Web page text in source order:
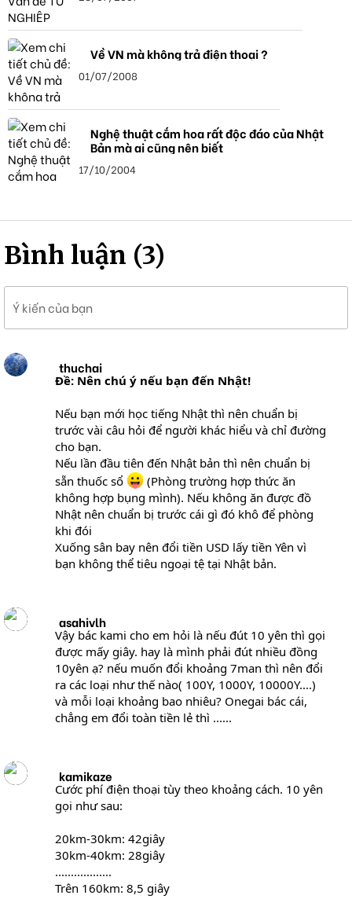
Về VN mà không trả điện thoại ?
01/07/2008
Nghệ thuật cắm hoa rất độc đáo của Nhật
Bản mà ai cũng nên biết
17/10/2004
Bình luận (3)
Ý kiến của bạn
thuchai
Ðề: Nên chú ý nếu bạn đến Nhật!
Nếu bạn mới học tiếng Nhật thì nên chuẩn bị
trước vài câu hỏi để người khác hiểu và chỉ đường
cho bạn.
Nếu lần đầu tiên đến Nhật bản thì nên chuẩn bị
sẵn thuốc sổ
(Phòng trường hợp thức ăn
không hợp bụng mình). Nếu không ăn được đồ
Nhật nên chuẩn bị trước cái gì đó khô để phòng
khi đói
Xuống sân bay nên đổi tiền USD lấy tiền Yên vì
bạn không thể tiêu ngoại tệ tại Nhật bản.
asahivlh
Vậy bác kami cho em hỏi là nếu đút 10 yên thì gọi
được mấy giây. hay là mình phải đút nhiều đồng
10yên ạ? nếu muốn đổi khoảng 7man thì nên đổi
ra các loại như thế nào( 100Y, 1000Y, 10000Y....)
và mỗi loại khoảng bao nhiêu? Onegai bác cái,
chẳng em đổi toàn tiền lẻ thì ......
kamikaze
Cước phí điện thoại tùy theo khoảng cách. 10 yên
gọi như sau:
20km-30km: 42giây
30km-40km: 28giây
..................
Trên 160km: 8,5 giây